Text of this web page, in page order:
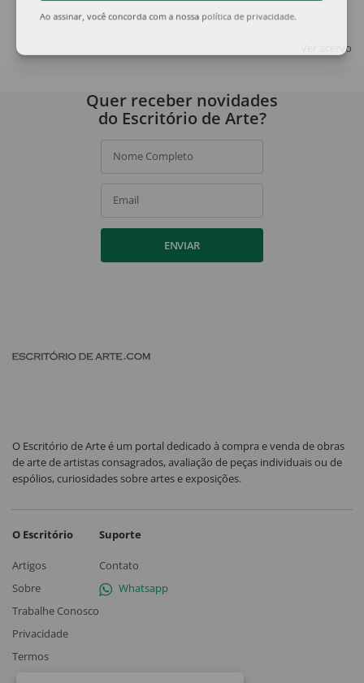
Ver acervo
Ao assinar, você concorda com a nossapolítica de privacidade
Quer receber novidades
do Escritório de Arte?
Nome Completo
Email
ENVIAR
O Escritório de Arte é um portal dedicado à compra e venda de obras
de arte de artistas consagrados, avaliação de peças individuais ou de
espólios, curiosidades sobre artes e exposições.
O Escritório
Artigos
Sobre
Trabalhe Conosco
Privacidade
Termos
Suporte
Contato
Whatsapp